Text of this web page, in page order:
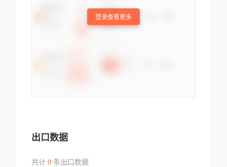
登录查看更多
出口数据
共计 0条出口数据